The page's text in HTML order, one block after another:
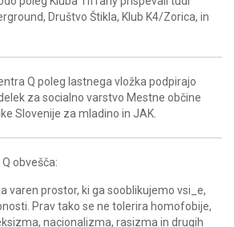
Društvo Štikla, Klub K4/Zorica, in
Q poleg lastnega vložka podpirajo
za socialno varstvo Mestne občine
Slovenije za mladino in JAK.
obvešča:
varen prostor, ki ga sooblikujemo vsi_e,
Prav tako se ne tolerira homofobije,
nacionalizma, rasizma in drugih